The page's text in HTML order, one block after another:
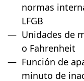
normas
LFGB
Unidades de
o Fahrenheit
Función de
minuto de